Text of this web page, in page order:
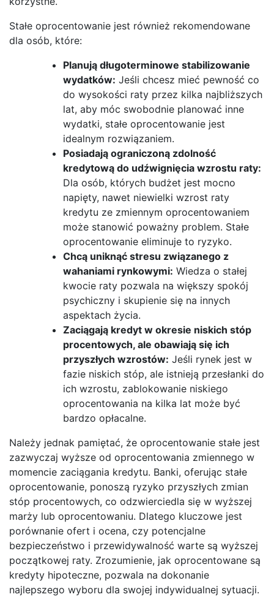
Stałe oprocentowanie jest również rekomendowane
dla osób, które:
Planują długoterminowe stabilizowanie
wydatków: Jeśli chcesz mieć pewność co
do wysokości raty przez kilka najbliższych
lat, aby móc swobodnie planować inne
wydatki, stałe oprocentowanie jest
idealnym rozwiązaniem.
Posiadają ograniczoną zdolność
kredytową do udźwignięcia wzrostu raty:
Dla osób, których budżet jest mocno
napięty, nawet niewielki wzrost raty
kredytu ze zmiennym oprocentowaniem
może stanowić poważny problem. Stałe
oprocentowanie eliminuje to ryzyko.
Chcą uniknąć stresu związanego z
wahaniami rynkowymi: Wiedza o stałej
kwocie raty pozwala na większy spokój
psychiczny i skupienie się na innych
aspektach życia.
Zaciągają kredyt w okresie niskich stóp
procentowych, ale obawiają się ich
przyszłych wzrostów: Jeśli rynek jest w
fazie niskich stóp, ale istnieją przesłanki do
ich wzrostu, zablokowanie niskiego
oprocentowania na kilka lat może być
bardzo opłacalne.
Należy jednak pamiętać, że oprocentowanie stałe jest
zazwyczaj wyższe od oprocentowania zmiennego w
momencie zaciągania kredytu. Banki, oferując stałe
oprocentowanie, ponoszą ryzyko przyszłych zmian
stóp procentowych, co odzwierciedla się w wyższej
marży lub oprocentowaniu. Dlatego kluczowe jest
porównanie ofert i ocena, czy potencjalne
bezpieczeństwo i przewidywalność warte są wyższej
początkowej raty. Zrozumienie, jak oprocentowane są
kredyty hipoteczne, pozwala na dokonanie
najlepszego wyboru dla swojej indywidualnej sytuacji.